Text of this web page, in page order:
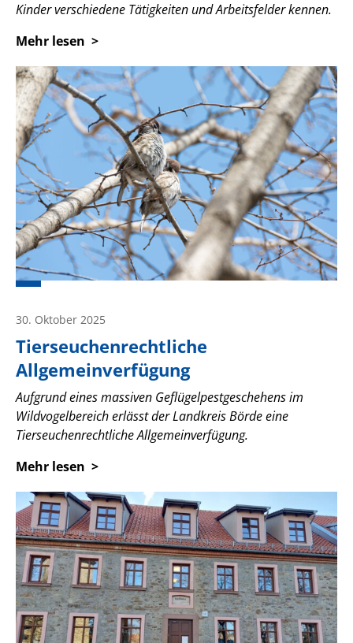
Kinder verschiedene Tätigkeiten und Arbeitsfelder kennen.
Mehr lesen
Tierseuchenrechtliche
Allgemeinverfügung
30. Oktober 2025
Aufgrund eines massiven Geflügelpestgeschehens im
Wildvogelbereich erlässt der Landkreis Börde eine
Tierseuchenrechtliche Allgemeinverfügung.
Mehr lesen